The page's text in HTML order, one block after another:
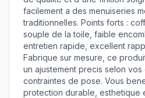
facilement a des menuiseries
traditionnelles. Points forts :
souple de la toile, faible
entretien rapide, excellent
Fabrique sur mesure, ce
un ajustement precis selon vos
contraintes de pose. Vous
protection durable, esthetique